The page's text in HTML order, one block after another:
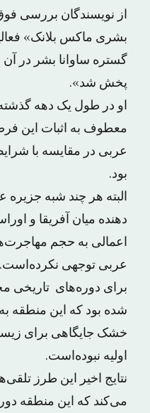
از نویسندگان بررسی
بشری ماکس بلانک»
گستره ساوانا بشر در
پخش شد».
او در طول یک دهه
معطوف به اثبات این
عربی در مقایسه با
بود.
البته هر چند شبه جزیره
دهنده میان آفریقا و
اعمالی به حجم
عربی توجهی نکرده‌است.
برای دوره‌های تاریخی
شده بود که این منطقه
خشک جایگاهی برای
اولیه نبوده‌است.
نتایج اخیر این طرز
می‌کند که این منطقه